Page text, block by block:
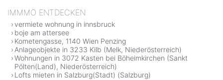
IMMMO ENTDECKEN
vermiete wohnung in innsbruck
boje am attersee
Kometengasse, 1140 Wien Penzing
Anlageobjekte in 3233 Kilb (Melk, Niederösterreich)
Wohnungen in 3072 Kasten bei Böheimkirchen (Sankt
Pölten(Land), Niederösterreich)
Lofts mieten in Salzburg(Stadt) (Salzburg)